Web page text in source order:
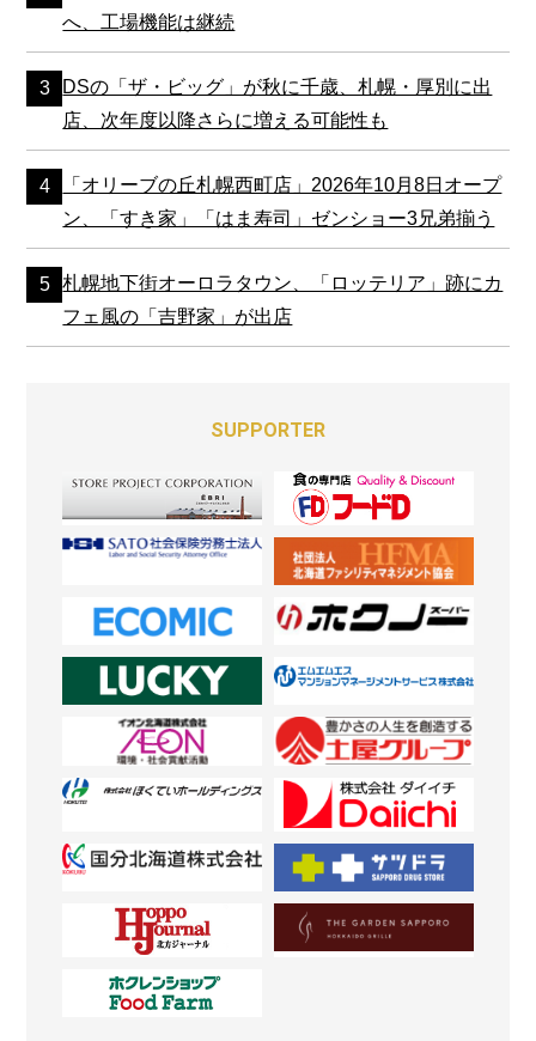
へ、工場機能は継続
DSの「ザ・ビッグ」が秋に千歳、札幌・厚別に出
店、次年度以降さらに増える可能性も
「オリーブの丘札幌西町店」2026年10月8日オープ
ン、「すき家」「はま寿司」ゼンショー3兄弟揃う
札幌地下街オーロラタウン、「ロッテリア」跡にカ
フェ風の「吉野家」が出店
SUPPORTER